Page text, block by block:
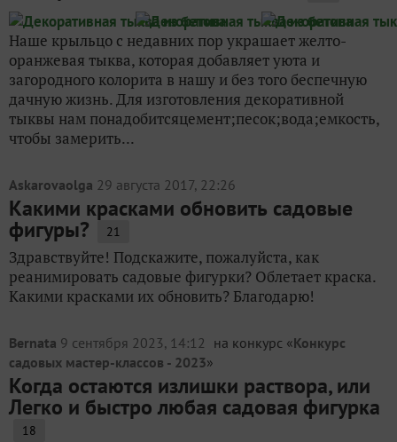
Наше крыльцо с недавних пор украшает желто-
оранжевая тыква, которая добавляет уюта и
загородного колорита в нашу и без того беспечную
дачную жизнь. Для изготовления декоративной
тыквы нам понадобитсяцемент;песок;вода;емкость,
чтобы замерить...
Askarovaolga 29 августа 2017, 22:26
Какими красками обновить садовые
фигуры? 21
Здравствуйте! Подскажите, пожалуйста, как
реанимировать садовые фигурки? Облетает краска.
Какими красками их обновить? Благодарю!
Bernata 9 сентября 2023, 14:12 на конкурс «Конкурс
садовых мастер-классов - 2023»
Когда остаются излишки раствора, или
Легко и быстро любая садовая фигурка
18